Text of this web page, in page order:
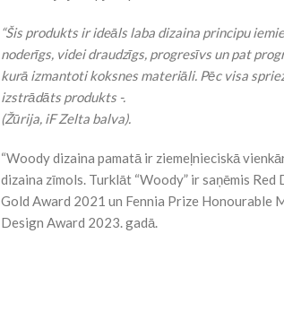
“Šis produkts ir ideāls laba dizaina principu
noderīgs, videi draudzīgs, progresīvs un pat
kurā izmantoti koksnes materiāli. Pēc visa
izstrādāts produkts -.
(Žūrija, iF Zelta balva).
“Woody dizaina pamatā ir ziemeļnieciskā
dizaina zīmols. Turklāt “Woody” ir saņēmis
Gold Award 2021 un Fennia Prize Honourable
Design Award 2023. gadā.